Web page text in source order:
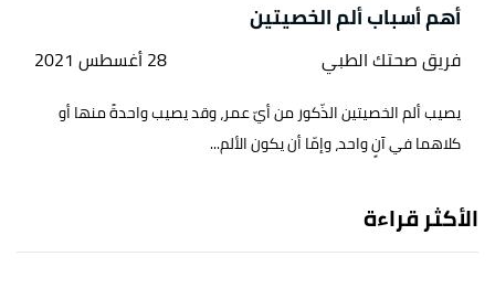
أهم أسباب ألم الخصيتين
فريق صحتك الطبي 28 أغسطس 2021
يصيب ألم الخصيتين الذّكور من أيّ عمر، وقد يصيب واحدةً منها أو
كلاهما في آنٍ واحد، وإمّا أن يكون الألم...
الأكثر قراءة